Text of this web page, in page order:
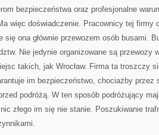
bezpieczeństwa oraz profesjonalne
więc doświadczenie. Pracownicy tej firmy
się ona głównie przewozem osób busami.
Nie jedynie organizowane są przewozy
takich, jak Wrocław. Firma ta troszczy
im bezpieczeństwo, chociażby przez
podróżą. W ten sposób podróżujący
złego im się nie stanie. Poszukiwanie